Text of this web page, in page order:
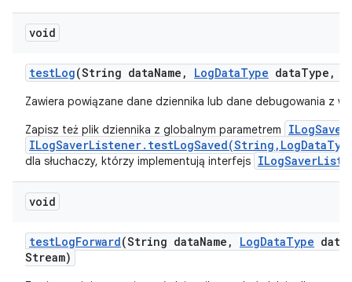
void
testLog(String dataName , LogDataType dataType ,
Zawiera powiązane dane dziennika lub dane debugowania z
Zapisz też plik dziennika z globalnym parametrem
ILogSaver
dla słuchaczy, którzy implementują interfejs
void
testLogForward(String dataName , LogDataType data
Stream)